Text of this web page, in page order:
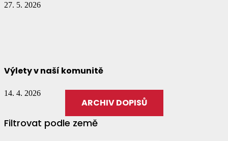
27. 5. 2026
Výlety v naší komunitě
14. 4. 2026
ARCHIV DOPISŮ
Filtrovat podle země